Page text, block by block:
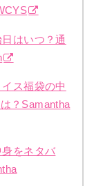
はいつ？通
ス福袋の中
？Samantha
身をネタバ